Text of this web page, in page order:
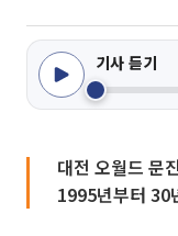
기사 듣기
대전 오월드 문
1995년부터 30